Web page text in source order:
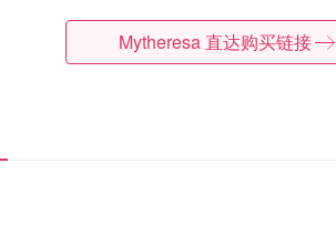
Mytheresa 直达购买链接